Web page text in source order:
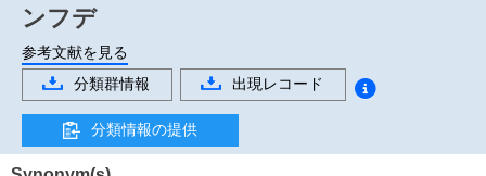
ンフデ
参考文献を見る
分類群情報
出現レコード
分類情報の提供